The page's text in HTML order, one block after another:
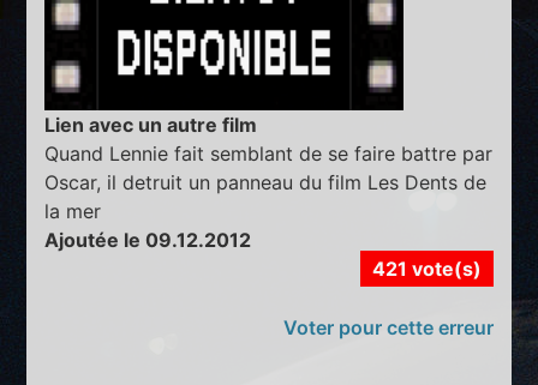
Lien avec un autre film
Quand Lennie fait semblant de se faire battre par
Oscar, il detruit un panneau du film Les Dents de
la mer
Ajoutée le 09.12.2012
421 vote(s)
Voter pour cette erreur